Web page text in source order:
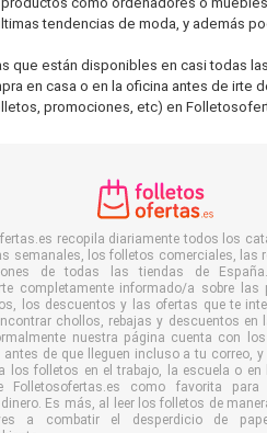
tendencias de moda, y además
que están disponibles en casi todas
en casa o en la oficina antes de irte
promociones, etc) en
recopila diariamente todos los
semanales, los folletos comerciales, las
de todas las tiendas de
completamente informado/a sobre las
los descuentos y las ofertas que te
chollos, rebajas y descuentos en
nuestra página cuenta con
antes de que lleguen incluso a tu correo,
los folletos en el trabajo, la escuela o en
Folletosofertas.es como favorita
Es más, al leer los folletos de
a combatir el desperdicio de